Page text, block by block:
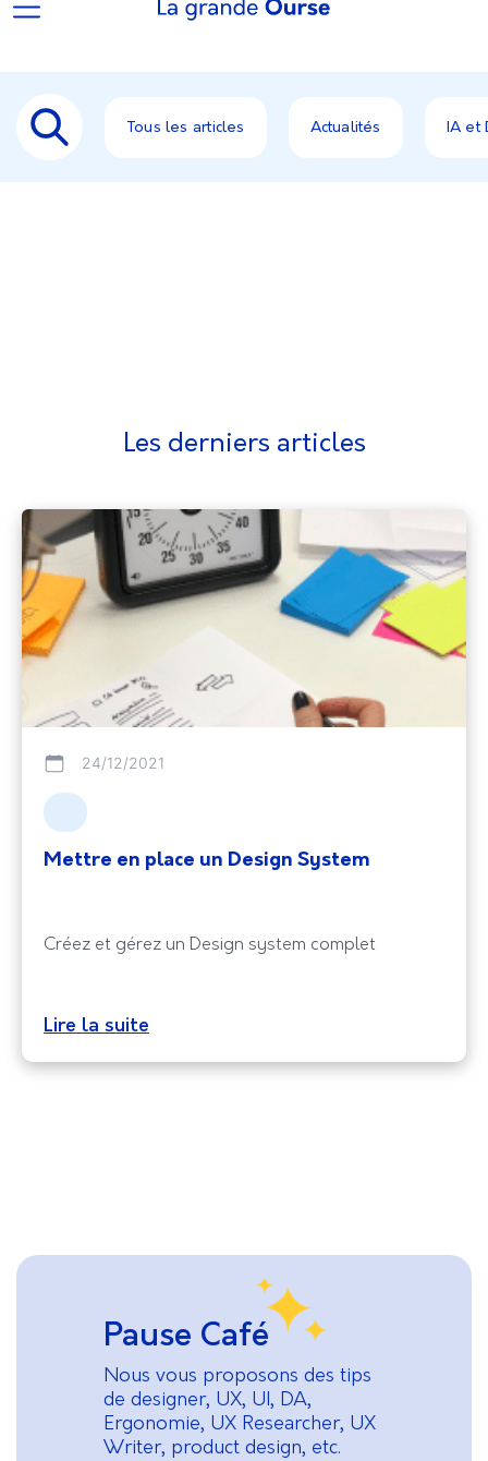
Tous les articles Actualités IA et
Les derniers articles
24/12/2021
Mettre en place un Design System
Créez et gérez un Design system complet
Lire la suite
Pause Café
Nous vous proposons des tips
de designer, UX, UI, DA,
Ergonomie, UX Researcher, UX
Writer, product design, etc.